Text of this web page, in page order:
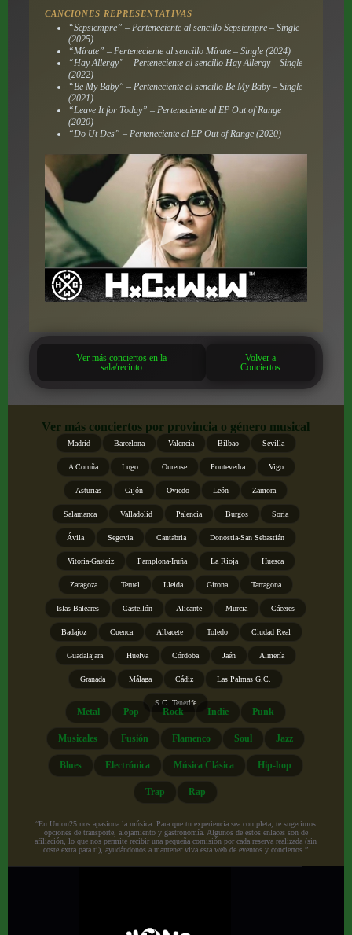
CANCIONES REPRESENTATIVAS
“Sepsiempre” – Perteneciente al sencillo Sepsiempre – Single
(2025)
“Mírate” – Perteneciente al sencillo Mírate – Single(2024)
“Hay Allergy” – Perteneciente al sencillo Hay Allergy – Single
(2022)
“Be My Baby” – Perteneciente al sencillo Be My Baby – Single
(2021)
“Leave It for Today” – Perteneciente al EP Out of Range
(2020)
“Do Ut Des” – Perteneciente al EP Out of Range(2020)
Ver más conciertos en la
sala/recinto
Volver a
Conciertos
Ver más conciertos por provincia o género musical
Madrid Barcelona Valencia Bilbao Sevilla
A Coruña Lugo Ourense Pontevedra Vigo
Asturias Gijón Oviedo León Zamora
Salamanca Valladolid Palencia Burgos Soria
Ávila Segovia Cantabria Donostia-San Sebastián
Vitoria-Gasteiz Pamplona-Iruña La Rioja Huesca
Zaragoza Teruel Lleida Girona Tarragona
Islas Baleares Castellón Alicante Murcia Cáceres
Badajoz Cuenca Albacete Toledo Ciudad Real
Guadalajara Huelva Córdoba Jaén Almería
Granada Málaga Cádiz Las Palmas G.C.
S.C. Tenerife
Metal Pop Rock Indie Punk
Musicales Fusión Flamenco Soul Jazz
Blues Electrónica Música Clásica Hip-hop
Trap Rap
“En Union25 nos apasiona la música. Para que tu experiencia sea completa, te sugerimos
opciones de transporte, alojamiento y gastronomía. Algunos de estos enlaces son de
afiliación, lo que nos permite recibir una pequeña comisión por cada reserva realizada (sin
coste extra para ti), ayudándonos a mantener viva esta web de eventos y conciertos.”